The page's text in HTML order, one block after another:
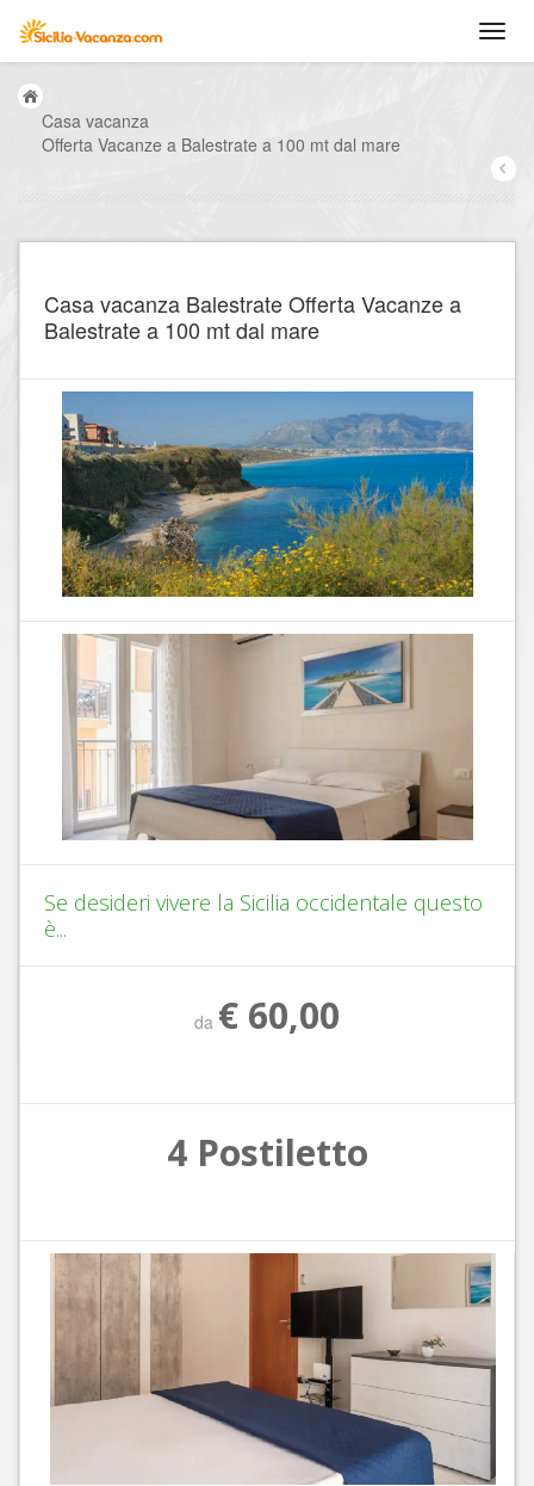
Casa vacanza
Offerta Vacanze a Balestrate a 100 mt dal mare
Casa vacanza Balestrate Offerta Vacanze a
Balestrate a 100 mt dal mare
Se desideri vivere la Sicilia occidentale questo
è...
da € 60,00
4 Postiletto